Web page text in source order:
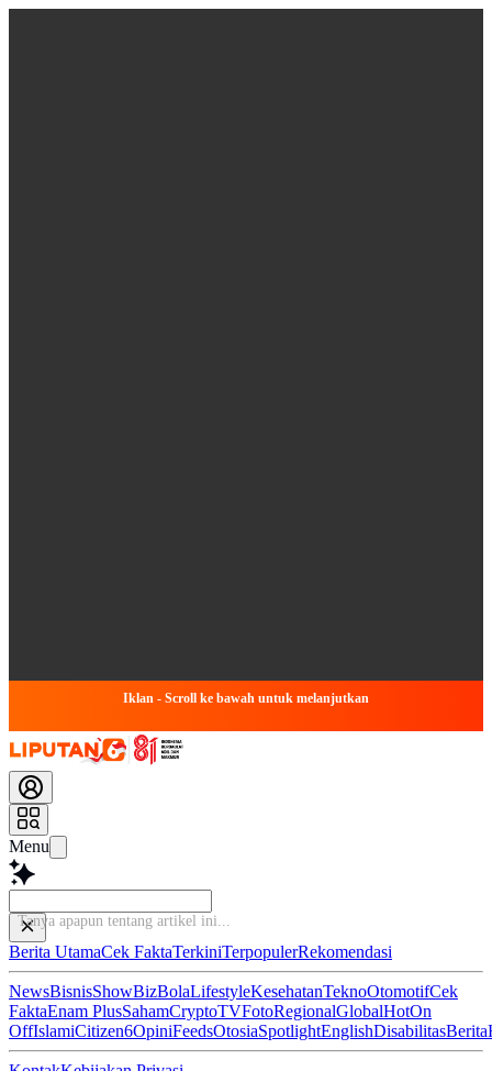
Iklan - Scroll ke bawah untuk melanjutkan
Menu
Berita UtamaCek FaktaTerkiniTerpopulerRekomendasi
NewsBisnisShowBizBolaLifestyleKesehatanTeknoOtomotifCek
FaktaEnam PlusSahamCryptoTVFotoRegionalGlobalHotOn
OffIslamiCitizen6OpiniFeedsOtosiaSpotlightEnglishDisabilitasBerita